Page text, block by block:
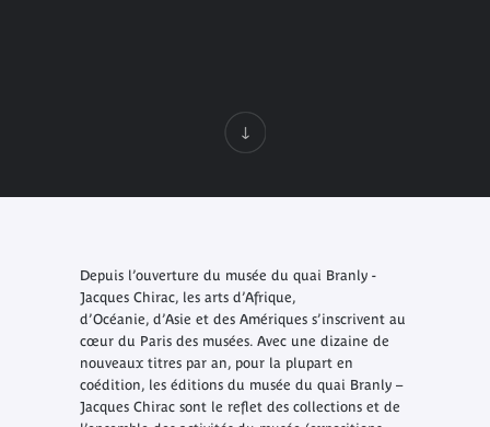
Depuis l’ouverture du musée du quai Branly -
Jacques Chirac, les arts d’Afrique,
d’Océanie, d’Asie et des Amériques s’inscrivent au
cœur du Paris des musées. Avec une dizaine de
nouveaux titres par an, pour la plupart en
coédition, les éditions du musée du quai Branly –
Jacques Chirac sont le reflet des collections et de